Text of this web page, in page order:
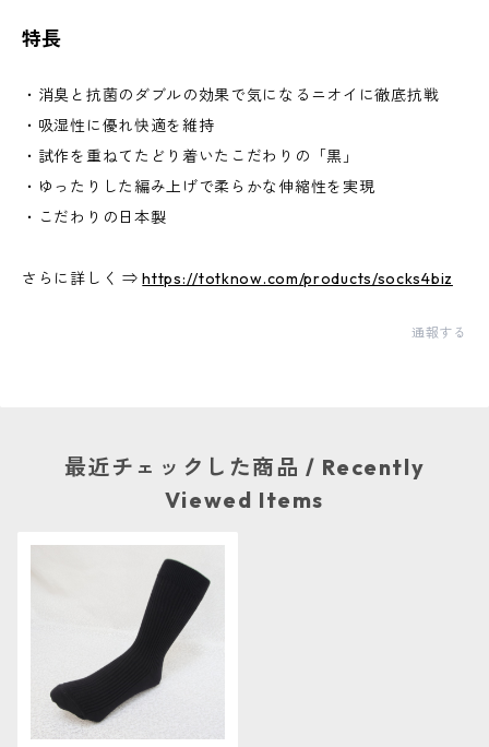
特長
・消臭と抗菌のダブルの効果で気になるニオイに徹底抗戦
・吸湿性に優れ快適を維持
・試作を重ねてたどり着いたこだわりの「黒」
・ゆったりした編み上げで柔らかな伸縮性を実現
・こだわりの日本製
さらに詳しく ⇒https://totknow.com/products/socks4biz
通報する
最近チェックした商品 / Recently
Viewed Items